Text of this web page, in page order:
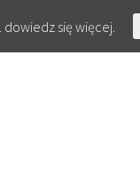
dowiedz się więcej.